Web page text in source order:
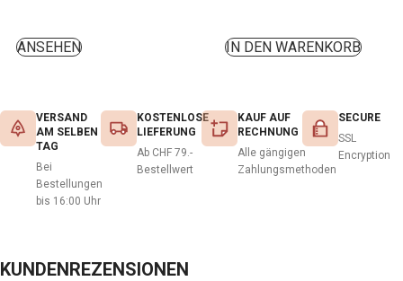
ANSEHEN IN DEN WARENKORB
VERSAND
AM SELBEN
TAG
Bei
Bestellungen
bis 16:00 Uhr
KOSTENLOSE
LIEFERUNG
Ab CHF 79.-
Bestellwert
KAUF AUF
RECHNUNG
Alle gängigen
Zahlungsmethoden
SECURE
SSL
Encryption
KUNDENREZENSIONEN